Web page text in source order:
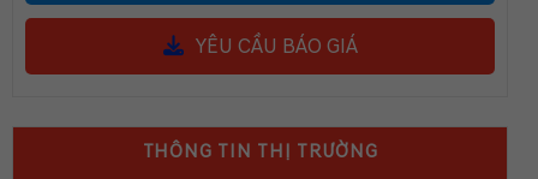
YÊU CẦU BÁO GIÁ
THÔNG TIN THỊ TRƯỜNG